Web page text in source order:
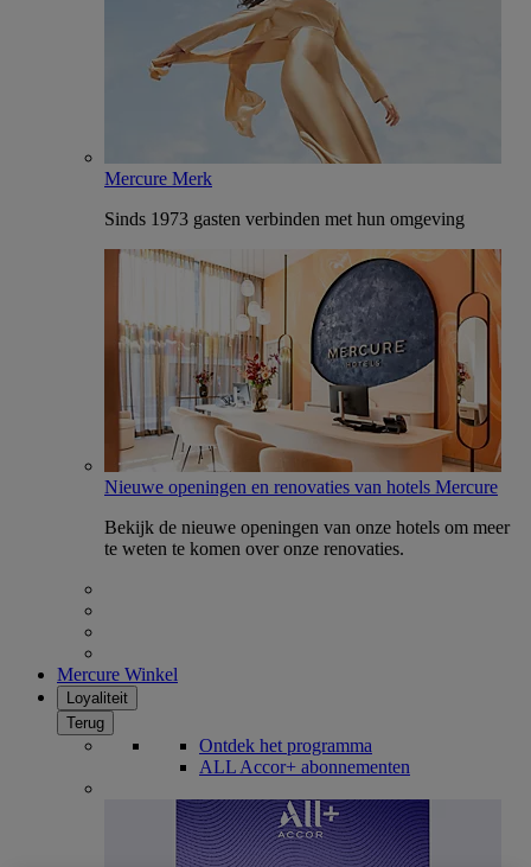
Mercure Merk
Sinds 1973 gasten verbinden met hun omgeving
Nieuwe openingen en renovaties van hotels Mercure
Bekijk de nieuwe openingen van onze hotels om meer
te weten te komen over onze renovaties.
Mercure Winkel
Loyaliteit
Terug
Ontdek het programma
ALL Accor+ abonnementen